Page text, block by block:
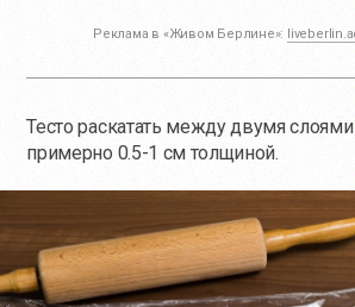
Реклама в «Живом Берлине»:
Тесто раскатать между двумя
примерно 0.5-1 см толщиной.